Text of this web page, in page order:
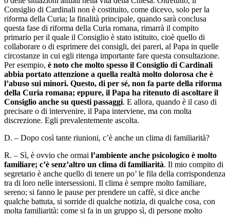
Consiglio di Cardinali non è costituito, come dicevo, solo per la
riforma della Curia; la finalità principale, quando sarà conclusa
questa fase di riforma della Curia romana, rimarrà il compito
primario per il quale il Consiglio è stato istituito, cioè quello di
collaborare o di esprimere dei consigli, dei pareri, al Papa in quelle
circostanze in cui egli ritenga importante fare questa consultazione.
Per esempio, è noto che molto spesso il Consiglio di Cardinali
abbia portato attenzione a quella realtà molto dolorosa che è
l’abuso sui minori. Questo, di per sé, non fa parte della riforma
della Curia romana; eppure, il Papa ha ritenuto di ascoltare il
Consiglio anche su questi passaggi. E allora, quando è il caso di
precisare o di intervenire, il Papa interviene, ma con molta
discrezione. Egli prevalentemente ascolta.
D. – Dopo così tante riunioni, c’è anche un clima di familiarità?
R. – Sì, è ovvio che ormai l’ambiente anche psicologico è molto
familiare; c’è senz’altro un clima di familiarità. Il mio compito di
segretario è anche quello di tenere un po’ le fila della corrispondenza
tra di loro nelle intersessioni. Il clima è sempre molto familiare,
sereno; si fanno le pause per prendere un caffè, si dice anche
qualche battuta, si sorride di qualche notizia, di qualche cosa, con
molta familiarità: come si fa in un gruppo sì, di persone molto